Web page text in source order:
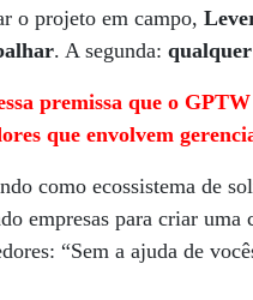
o projeto em campo,
. A segunda:
premissa que o
que envolvem
como ecossistema de
empresas para criar
“Sem a ajuda de